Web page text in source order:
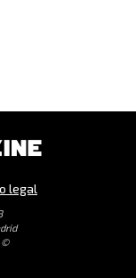
legal
©